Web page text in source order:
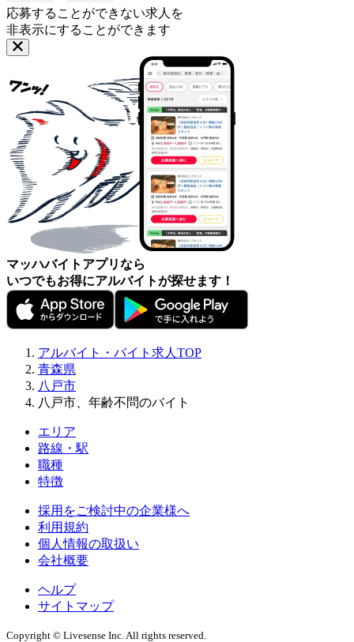
応募することができない求人を
非表示にすることができます
マッハバイトアプリなら
いつでもお得にアルバイトが探せます！
アルバイト・バイト求人TOP
青森県
八戸市
八戸市、年齢不問のバイト
エリア
路線・駅
職種
特徴
採用をご検討中の企業様へ
利用規約
個人情報の取扱い
会社概要
ヘルプ
サイトマップ
Copyright © Livesense Inc. All rights reserved.